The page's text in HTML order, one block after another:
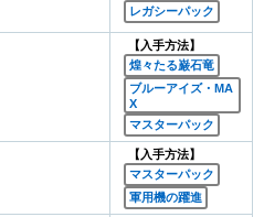
レガシーパック
【入手方法】
煌々たる巌石竜
ブルーアイズ・MA
X
マスターパック
【入手方法】
マスターパック
軍用機の躍進